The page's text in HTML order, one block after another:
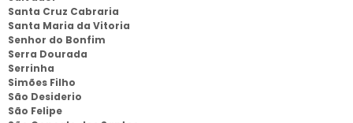
Santa Cruz Cabraria
Santa Maria da Vitoria
Senhor do Bonfim
Serra Dourada
Serrinha
Simões Filho
São Desiderio
São Felipe